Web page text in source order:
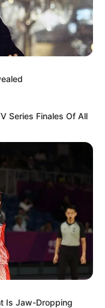
Series Finales Of All
Is Jaw-Dropping